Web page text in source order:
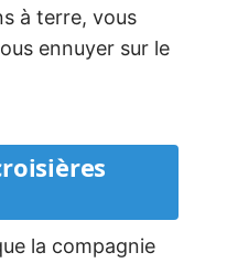
à terre, vous
ennuyer sur le
la compagnie